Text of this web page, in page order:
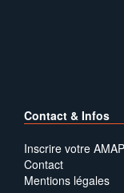
Contact & Infos
Inscrire votre AMAP
Contact
Mentions légales